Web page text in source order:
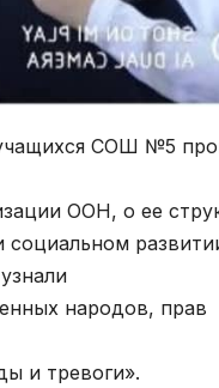
СОШ №5
ООН, о ее
социальном
народов, прав
и тревоги».